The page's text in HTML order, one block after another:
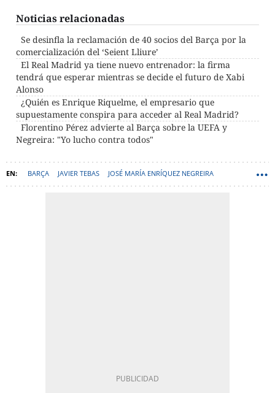
Noticias relacionadas
Se desinfla la reclamación de 40 socios del Barça por la
comercialización del ‘Seient Lliure’
El Real Madrid ya tiene nuevo entrenador: la firma
tendrá que esperar mientras se decide el futuro de Xabi
Alonso
¿Quién es Enrique Riquelme, el empresario que
supuestamente conspira para acceder al Real Madrid?
Florentino Pérez advierte al Barça sobre la UEFA y
Negreira: "Yo lucho contra todos"
BARÇA JAVIER TEBAS JOSÉ MARÍA ENRÍQUEZ NEGREIRA